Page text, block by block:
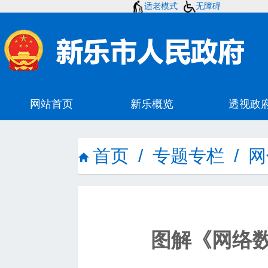
适老模式 无障碍
首页 / 专题专栏 /
图解《网络